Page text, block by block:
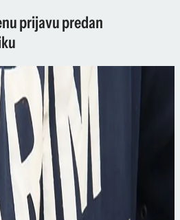
prijavu predan